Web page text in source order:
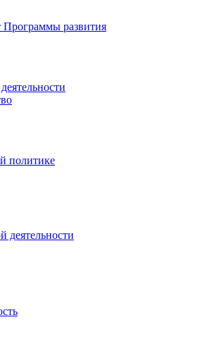
Программы развития
политике
деятельности